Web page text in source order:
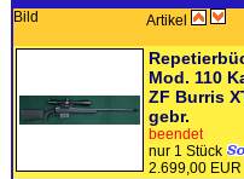
Bild Artikel
Mod. 110
ZF Burris
gebr.
beendet
nur 1 Stück
2.699,00 EUR